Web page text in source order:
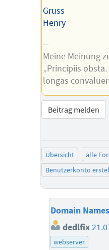
Gruss
Henry
--
Meine Meinung
„Principiis
longas
Beitrag melden
Übersicht alle
Benutzerkonto
Domain
dedlfix
webserver